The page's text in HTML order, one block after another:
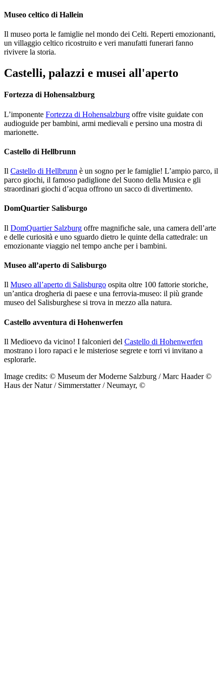
Museo celtico di Hallein
Il museo porta le famiglie nel mondo dei Celti. Reperti emozionanti,
un villaggio celtico ricostruito e veri manufatti funerari fanno
rivivere la storia.
Castelli, palazzi e musei all'aperto
Fortezza di Hohensalzburg
L’imponente Fortezza di Hohensalzburg offre visite guidate con
audioguide per bambini, armi medievali e persino una mostra di
marionette.
Castello di Hellbrunn
Il Castello di Hellbrunn è un sogno per le famiglie! L’ampio parco, il
parco giochi, il famoso padiglione del Suono della Musica e gli
straordinari giochi d’acqua offrono un sacco di divertimento.
DomQuartier Salisburgo
Il DomQuartier Salzburg offre magnifiche sale, una camera dell’arte
e delle curiosità e uno sguardo dietro le quinte della cattedrale: un
emozionante viaggio nel tempo anche per i bambini.
Museo all’aperto di Salisburgo
Il Museo all’aperto di Salisburgo ospita oltre 100 fattorie storiche,
un’antica drogheria di paese e una ferrovia-museo: il più grande
museo del Salisburghese si trova in mezzo alla natura.
Castello avventura di Hohenwerfen
Il Medioevo da vicino! I falconieri del Castello di Hohenwerfen
mostrano i loro rapaci e le misteriose segrete e torri vi invitano a
esplorarle.
Image credits: © Museum der Moderne Salzburg / Marc Haader ©
Haus der Natur / Simmerstatter / Neumayr, ©